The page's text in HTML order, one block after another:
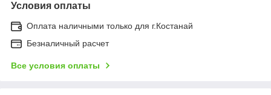
Условия оплаты
Оплата наличными только для г.Костанай
Безналичный расчет
Все условия оплаты